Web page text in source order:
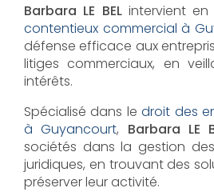
Barbara LE BELintervient
contentieux commercial à
défense efficace aux
litiges commerciaux, en
intérêts.
Spécialisé dans ledroit des
à Guyancourt, Barbara LE
sociétés dans la gestion
juridiques, en trouvant des
préserver leur activité.